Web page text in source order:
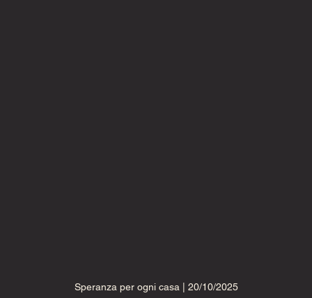
Speranza per ogni casa | 20/10/2025